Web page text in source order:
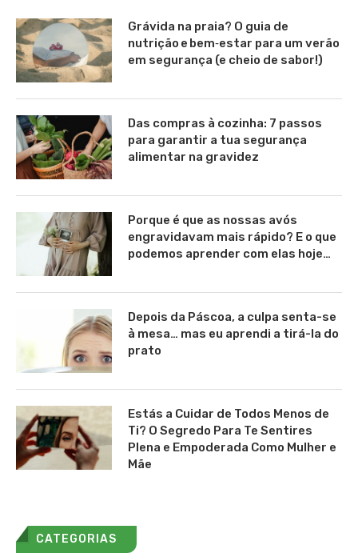
Grávida na praia? O guia de
nutrição e bem‑estar para um verão
em segurança (e cheio de sabor!)
Das compras à cozinha: 7 passos
para garantir a tua segurança
alimentar na gravidez
Porque é que as nossas avós
engravidavam mais rápido? E o que
podemos aprender com elas hoje…
Depois da Páscoa, a culpa senta-se
à mesa… mas eu aprendi a tirá-la do
prato
Estás a Cuidar de Todos Menos de
Ti? O Segredo Para Te Sentires
Plena e Empoderada Como Mulher e
Mãe
CATEGORIAS